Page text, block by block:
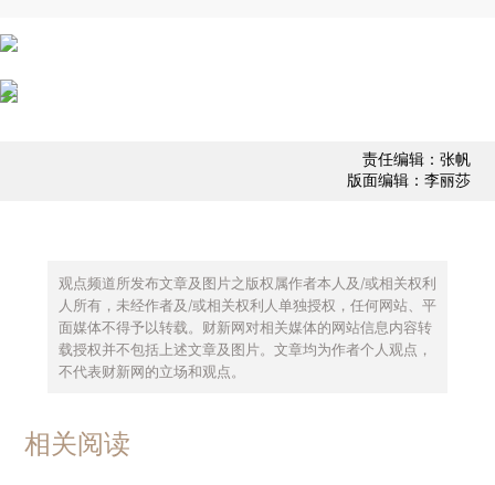
责任编辑：张帆
版面编辑：李丽莎
观点频道所发布文章及图片之版权属作者本人及/或相关权利
人所有，未经作者及/或相关权利人单独授权，任何网站、平
面媒体不得予以转载。财新网对相关媒体的网站信息内容转
载授权并不包括上述文章及图片。文章均为作者个人观点，
不代表财新网的立场和观点。
相关阅读